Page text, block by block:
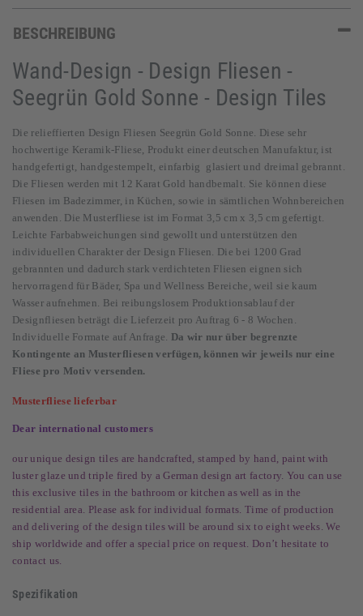
BESCHREIBUNG
Wand-Design - Design Fliesen -
Seegrün Gold Sonne - Design Tiles
Die relieffierten Design Fliesen Seegrün Gold Sonne. Diese sehr
hochwertige Keramik-Fliese, Produkt einer deutschen Manufaktur, ist
handgefertigt, handgestempelt, einfarbig glasiert und dreimal gebrannt.
Die Fliesen werden mit 12 Karat Gold handbemalt. Sie können diese
Fliesen im Badezimmer, in Küchen, sowie in sämtlichen Wohnbereichen
anwenden. Die Musterfliese ist im Format 3,5 cm x 3,5 cm gefertigt.
Leichte Farbabweichungen sind gewollt und unterstützen den
individuellen Charakter der Design Fliesen. Die bei 1200 Grad
gebrannten und dadurch stark verdichteten Fliesen eignen sich
hervorragend für Bäder, Spa und Wellness Bereiche, weil sie kaum
Wasser aufnehmen. Bei reibungslosem Produktionsablauf der
Designfliesen beträgt die Lieferzeit pro Auftrag 6 - 8 Wochen.
Individuelle Formate auf Anfrage. Da wir nur über begrenzte
Kontingente an Musterfliesen verfügen, können wir jeweils nur eine
Fliese pro Motiv versenden.
Musterfliese lieferbar
Dear international customers
our unique design tiles are handcrafted, stamped by hand, paint with
luster glaze und triple fired by a German design art factory. You can use
this exclusive tiles in the bathroom or kitchen as well as in the
residential area. Please ask for individual formats. Time of production
and delivering of the design tiles will be around six to eight weeks. We
ship worldwide and offer a special price on request. Don’t hesitate to
contact us.
Spezifikation